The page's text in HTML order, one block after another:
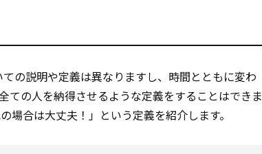
の説明や定義は異なりますし、時間とともに変わ
ての人を納得させるような定義をすることはできま
場合は大丈夫！」という定義を紹介します。